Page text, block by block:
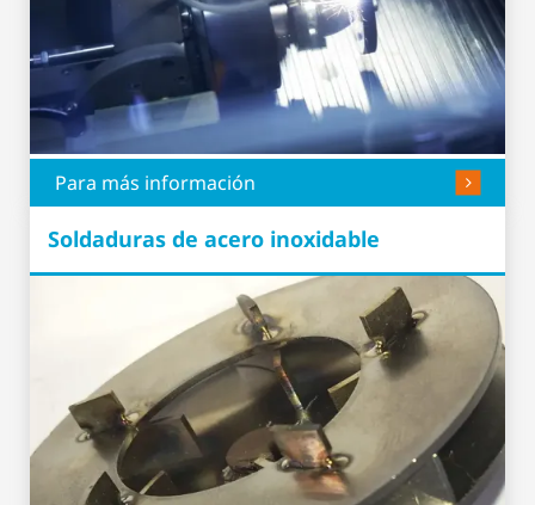
Para más información
Soldaduras de acero inoxidable